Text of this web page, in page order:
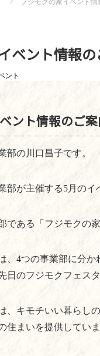
フジモクの家イベント情
ベント情報
ント
ント情報のご
部の川口昌子です。
部が主催する5月のイ
である「フジモクの
、 4つの事業部に分か
日のフジモクフェス
、キモチいい暮らし
住まいを提供していま